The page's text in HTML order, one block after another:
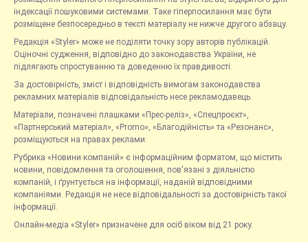
індексації пошуковими системами. Таке гіперпосилання має бути
розміщене безпосередньо в тексті матеріалу не нижче другого абзацу.
Редакція «Styler» може не поділяти точку зору авторів публікацій.
Оціночні судження, відповідно до законодавства України, не
підлягають спростуванню та доведенню їх правдивості.
За достовірність, зміст і відповідність вимогам законодавства
рекламних матеріалів відповідальність несе рекламодавець.
Матеріали, позначені плашками «Прес-реліз», «Спецпроєкт»,
«Партнерський матеріал», «Promo», «Благодійність» та «Резонанс»,
розміщуються на правах реклами.
Рубрика «Новини компаній» є інформаційним форматом, що містить
новини, повідомлення та оголошення, пов'язані з діяльністю
компаній, і ґрунтується на інформації, наданій відповідними
компаніями. Редакція не несе відповідальності за достовірність такої
інформації.
Онлайн-медіа «Styler» призначене для осіб віком від 21 року.